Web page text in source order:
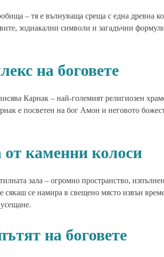
– тя е вълнуваща среща с една древна
зодиакални символи и загадъчни
на боговете
Карнак – най-големият религиозен
е посветен на бог Амон и неговото
от каменни колоси
зала – огромно пространство,
сякаш се намира в свещено място извън
на боговете